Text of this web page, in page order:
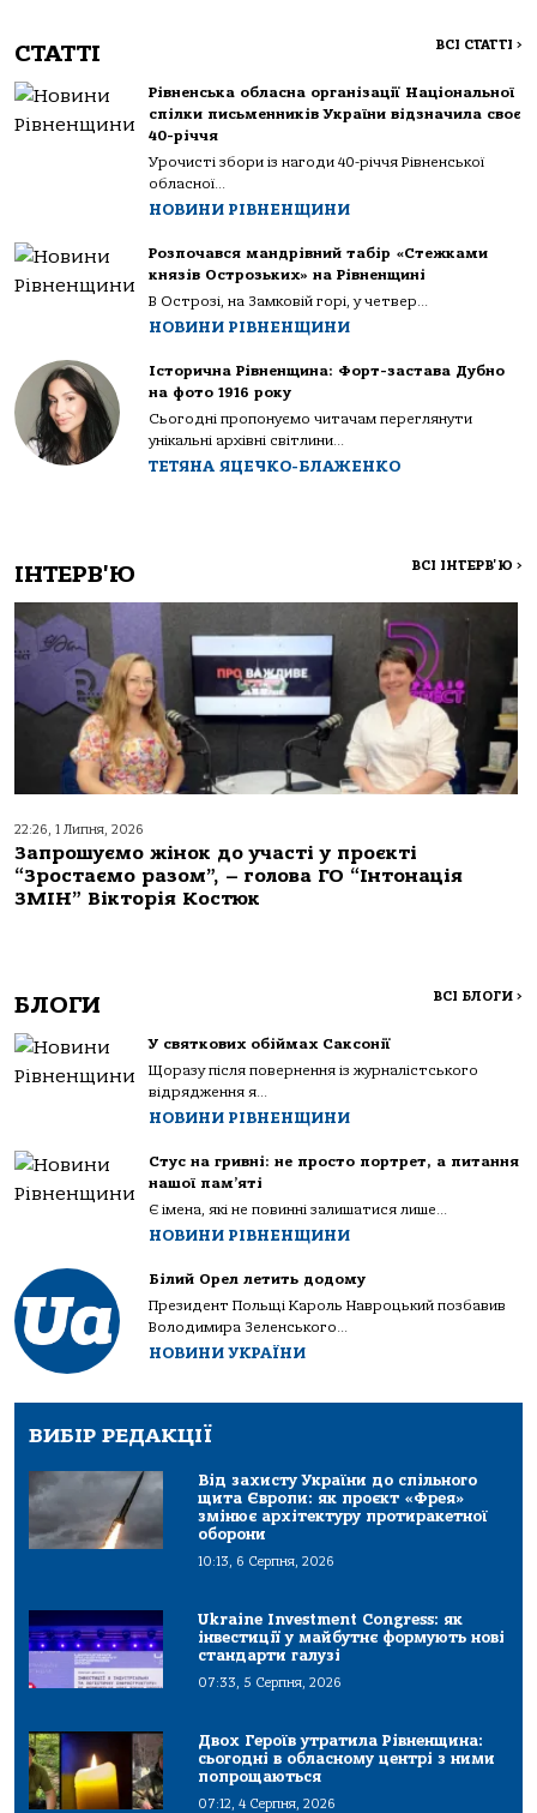
СТАТТІ ВСІ СТАТТІ >
Рівненська обласна організації Національної
спілки письменників України відзначила своє
40-річчя
Урочисті збори із нагоди 40-річчя Рівненської
обласної...
НОВИНИ РІВНЕНЩИНИ
Розпочався мандрівний табір «Стежками
князів Острозьких» на Рівненщині
В Острозі, на Замковій горі, у четвер...
НОВИНИ РІВНЕНЩИНИ
Історична Рівненщина: Форт-застава Дубно
на фото 1916 року
Сьогодні пропонуємо читачам переглянути
унікальні архівні світлини...
ТЕТЯНА ЯЦЕЧКО-БЛАЖЕНКО
ІНТЕРВ'Ю ВСІ ІНТЕРВ'Ю >
22:26, 1 Липня, 2026
Запрошуємо жінок до участі у проєкті
“Зростаємо разом”, – голова ГО “Інтонація
ЗМІН” Вікторія Костюк
БЛОГИ ВСІ БЛОГИ >
У святкових обіймах Саксонії
Щоразу після повернення із журналістського
відрядження я...
НОВИНИ РІВНЕНЩИНИ
Стус на гривні: не просто портрет, а питання
нашої пам’яті
Є імена, які не повинні залишатися лише...
НОВИНИ РІВНЕНЩИНИ
Білий Орел летить додому
Президент Польщі Кароль Навроцький позбавив
Володимира Зеленського...
НОВИНИ УКРАЇНИ
ВИБІР РЕДАКЦІЇ
Від захисту України до спільного
щита Європи: як проєкт «Фрея»
змінює архітектуру протиракетної
оборони
10:13, 6 Серпня, 2026
Ukraine Investment Congress: як
інвестиції у майбутнє формують нові
стандарти галузі
07:33, 5 Серпня, 2026
Двох Героїв утратила Рівненщина:
сьогодні в обласному центрі з ними
попрощаються
07:12, 4 Серпня, 2026